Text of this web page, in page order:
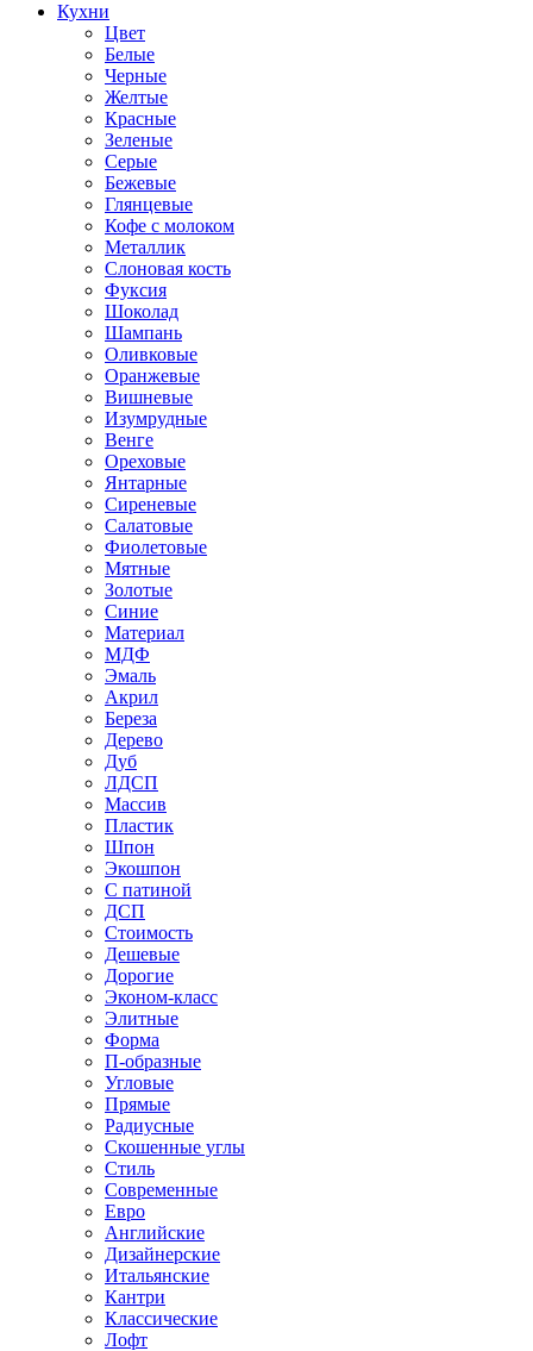
Кухни
Цвет
Белые
Черные
Желтые
Красные
Зеленые
Серые
Бежевые
Глянцевые
Кофе с молоком
Металлик
Слоновая кость
Фуксия
Шоколад
Шампань
Оливковые
Оранжевые
Вишневые
Изумрудные
Венге
Ореховые
Янтарные
Сиреневые
Салатовые
Фиолетовые
Мятные
Золотые
Синие
Материал
МДФ
Эмаль
Акрил
Береза
Дерево
Дуб
ЛДСП
Массив
Пластик
Шпон
Экошпон
С патиной
ДСП
Стоимость
Дешевые
Дорогие
Эконом-класс
Элитные
Форма
П-образные
Угловые
Прямые
Радиусные
Скошенные углы
Стиль
Современные
Евро
Английские
Дизайнерские
Итальянские
Кантри
Классические
Лофт